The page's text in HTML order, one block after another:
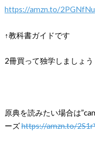
https://amzn.to/2PGNfNu
↑教科書ガイドです
2冊買って独学しましょう
原典を読みたい場合は
ーズhttps://amzn.to/